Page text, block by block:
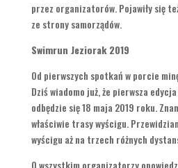
przez organizatorów. Pojawiły się
ze strony samorządów.
Swimrun Jeziorak 2019
Od pierwszych spotkań w porcie
Dziś wiadomo już, że pierwsza
odbędzie się 18 maja 2019 roku.
właściwie trasy wyścigu.
wyścigu aż na trzech różnych